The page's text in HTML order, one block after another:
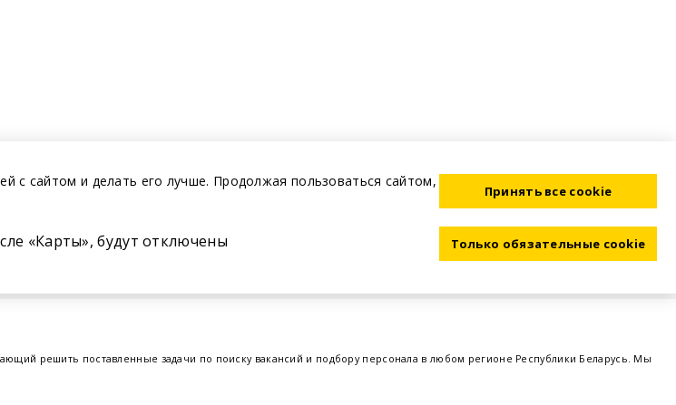
решить поставленные задачи по поиску вакансий и подбору персонала в любом регионе Республики Беларусь. Мы
с сайтом и делать его лучше. Продолжая пользоваться сайтом,
«Карты», будут отключены
Принять все cookie
Только обязательные cookie